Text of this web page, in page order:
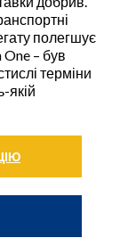
полегшує
– був
терміни
якій